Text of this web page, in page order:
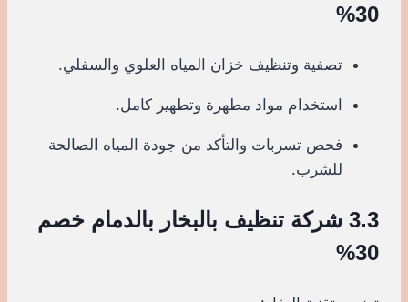
30%
تصفية وتنظيف خزان المياه العلوي والسفلي.
استخدام مواد مطهرة وتطهير كامل.
فحص تسربات والتأكد من جودة المياه الصالحة
للشرب.
3.3 شركة تنظيف بالبخار بالدمام خصم
30%